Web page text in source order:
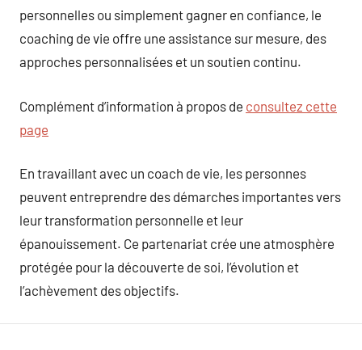
personnelles ou simplement gagner en confiance, le
coaching de vie offre une assistance sur mesure, des
approches personnalisées et un soutien continu.
Complément d’information à propos de consultez cette
page
En travaillant avec un coach de vie, les personnes
peuvent entreprendre des démarches importantes vers
leur transformation personnelle et leur
épanouissement. Ce partenariat crée une atmosphère
protégée pour la découverte de soi, l’évolution et
l’achèvement des objectifs.